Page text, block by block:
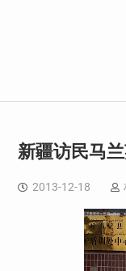
新疆访民马
2013-12-18